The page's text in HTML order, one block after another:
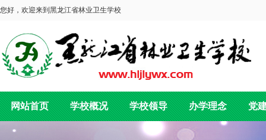
您好，欢迎来到黑龙江省林业卫生学校
网站首页 学校概况 学校领导 办学理念 党